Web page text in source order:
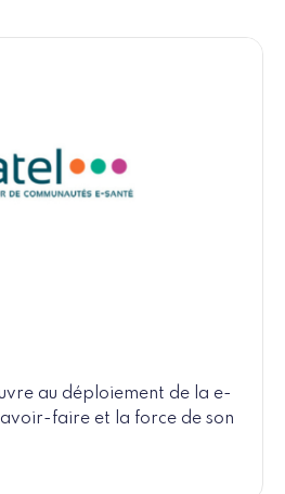
au déploiement de la e-
faire et la force de son